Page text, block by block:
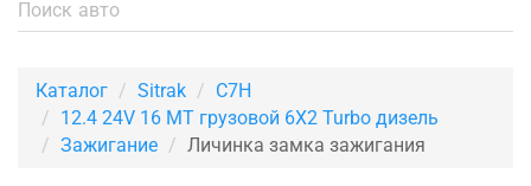
Каталог Sitrak
C7H
12.4 24V 16 MT грузовой 6X2 Turbo дизель
Зажигание
Личинка замка зажигания